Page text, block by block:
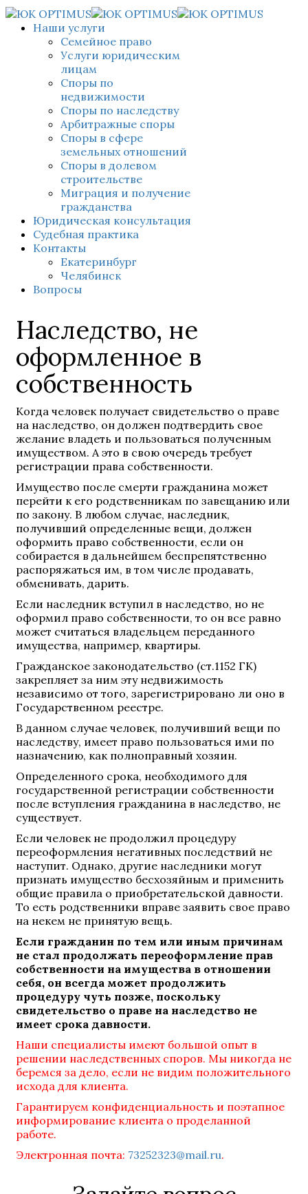
Наши услуги
Семейное право
Услуги юридическим
лицам
Споры по
недвижимости
Споры по наследству
Арбитражные споры
Споры в сфере
земельных отношений
Споры в долевом
строительстве
Миграция и получение
гражданства
Юридическая консультация
Судебная практика
Контакты
Екатеринбург
Челябинск
Вопросы
Наследство, не
оформленное в
собственность
Когда человек получает свидетельство о праве
на наследство, он должен подтвердить свое
желание владеть и пользоваться полученным
имуществом. А это в свою очередь требует
регистрации права собственности.
Имущество после смерти гражданина может
перейти к его родственникам по завещанию или
по закону. В любом случае, наследник,
получивший определенные вещи, должен
оформить право собственности, если он
собирается в дальнейшем беспрепятственно
распоряжаться им, в том числе продавать,
обменивать, дарить.
Если наследник вступил в наследство, но не
оформил право собственности, то он все равно
может считаться владельцем переданного
имущества, например, квартиры.
Гражданское законодательство (ст.1152 ГК)
закрепляет за ним эту недвижимость
независимо от того, зарегистрировано ли оно в
Государственном реестре.
В данном случае человек, получивший вещи по
наследству, имеет право пользоваться ими по
назначению, как полноправный хозяин.
Определенного срока, необходимого для
государственной регистрации собственности
после вступления гражданина в наследство, не
существует.
Если человек не продолжил процедуру
переоформления негативных последствий не
наступит. Однако, другие наследники могут
признать имущество бесхозяйным и применить
общие правила о приобретательской давности.
То есть родственники вправе заявить свое право
на некем не принятую вещь.
Если гражданин по тем или иным причинам
не стал продолжать переоформление прав
собственности на имущества в отношении
себя, он всегда может продолжить
процедуру чуть позже, поскольку
свидетельство о праве на наследство не
имеет срока давности.
Наши специалисты имеют большой опыт в
решении наследственных споров. Мы никогда не
беремся за дело, если не видим положительного
исхода для клиента.
Гарантируем конфиденциальность и поэтапное
информирование клиента о проделанной
работе.
Электронная почта: 73252323@mail.ru.